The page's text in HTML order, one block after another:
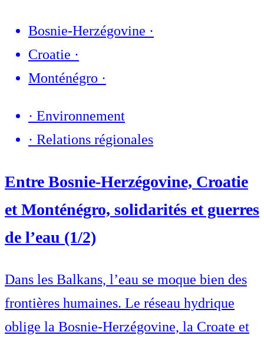
Bosnie-Herzégovine ·
Croatie ·
Monténégro ·
· Environnement
· Relations régionales
Entre Bosnie-Herzégovine, Croatie
et Monténégro, solidarités et guerres
de l’eau (1/2)
Dans les Balkans, l’eau se moque bien des
frontières humaines. Le réseau hydrique
oblige la Bosnie-Herzégovine, la Croate et